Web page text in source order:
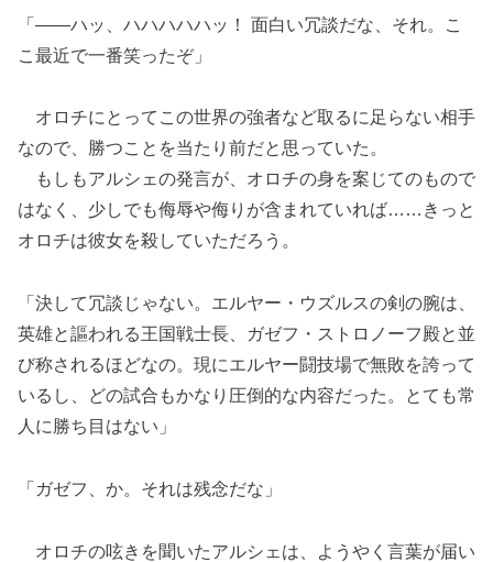
「――ハッ、ハハハハハッ！ 面白い冗談だな、それ。こ
こ最近で一番笑ったぞ」
オロチにとってこの世界の強者など取るに足らない相手
なので、勝つことを当たり前だと思っていた。
もしもアルシェの発言が、オロチの身を案じてのもので
はなく、少しでも侮辱や侮りが含まれていれば……きっと
オロチは彼女を殺していただろう。
「決して冗談じゃない。エルヤー・ウズルスの剣の腕は、
英雄と謳われる王国戦士長、ガゼフ・ストロノーフ殿と並
び称されるほどなの。現にエルヤー闘技場で無敗を誇って
いるし、どの試合もかなり圧倒的な内容だった。とても常
人に勝ち目はない」
「ガゼフ、か。それは残念だな」
オロチの呟きを聞いたアルシェは、ようやく言葉が届い